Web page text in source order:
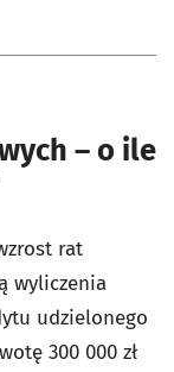
– o ile
rat
wyliczenia
udzielonego
300 000 zł